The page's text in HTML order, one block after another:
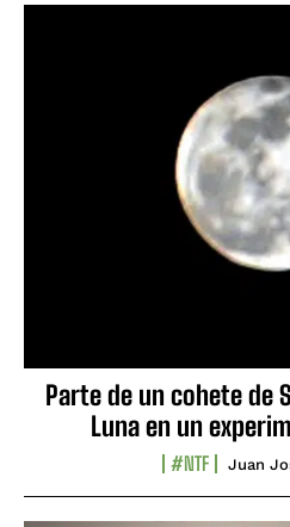
Parte de un cohete de
Luna en un
#NTF Juan